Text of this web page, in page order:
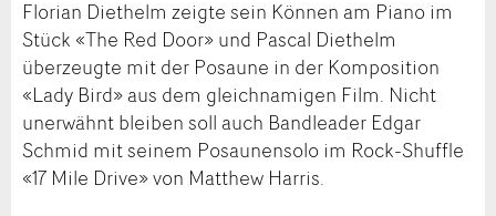
Florian Diethelm zeigte sein Können am Piano im
Stück «The Red Door» und Pascal Diethelm
überzeugte mit der Posaune in der Komposition
«Lady Bird» aus dem gleichnamigen Film. Nicht
unerwähnt bleiben soll auch Bandleader Edgar
Schmid mit seinem Posaunensolo im Rock-Shuffle
«17 Mile Drive» von Matthew Harris.